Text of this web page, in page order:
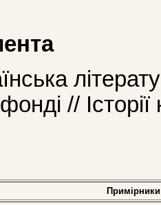
// Історії
Примірники